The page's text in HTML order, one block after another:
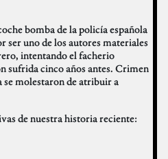
bomba de la policía española
ser uno de los autores materiales
intentando el facherio
sufrida cinco años antes. Crimen
se molestaron de atribuir a
de nuestra historia reciente: